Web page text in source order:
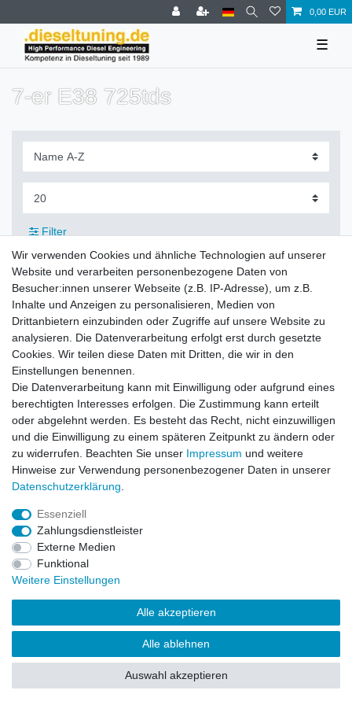
0,00 EUR
☰
7-er E38 725tds
Filter
Zahlung und Versand
Daten­schutz­erklärung
Barrierefreiheitserklärung Widerrufs­recht
Vertrag widerrufen
© Copyright 2026 | Alle Rechte vorbehalten.
Wir verwenden Cookies und ähnliche Technologien auf unserer
Website und verarbeiten personenbezogene Daten von
Besucher:innen unserer Webseite (z.B. IP-Adresse), um z.B.
Inhalte und Anzeigen zu personalisieren, Medien von
Drittanbietern einzubinden oder Zugriffe auf unsere Website zu
analysieren. Die Datenverarbeitung erfolgt erst durch gesetzte
Cookies. Wir teilen diese Daten mit Dritten, die wir in den
Einstellungen benennen.
Die Datenverarbeitung kann mit Einwilligung oder aufgrund eines
berechtigten Interesses erfolgen. Die Zustimmung kann erteilt
oder abgelehnt werden. Es besteht das Recht, nicht einzuwilligen
und die Einwilligung zu einem späteren Zeitpunkt zu ändern oder
zu widerrufen. Beachten Sie unser Impressum und weitere
Hinweise zur Verwendung personenbezogener Daten in unserer
Daten­schutz­erklärung
Essenziell
Zahlungsdienstleister
Externe Medien
Funktional
Weitere Einstellungen
Alle akzeptieren
Alle ablehnen
Auswahl akzeptieren